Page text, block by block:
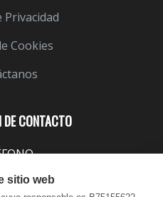
CONTACTO
Privacidad
Cookies
sitio web